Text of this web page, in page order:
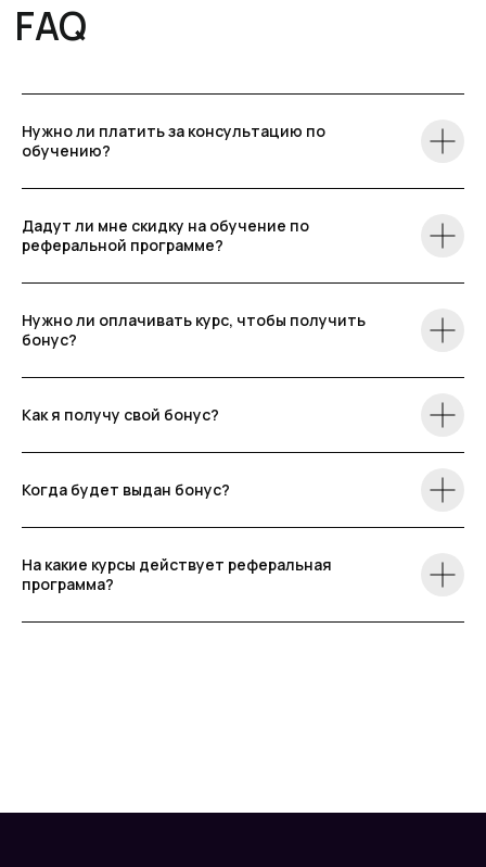
Нужно ли платить за консультацию по
обучению?
Дадут ли мне скидку на обучение по
реферальной программе?
Нужно ли оплачивать курс, чтобы получить
бонус?
Как я получу свой бонус?
Когда будет выдан бонус?
На какие курсы действует реферальная
программа?